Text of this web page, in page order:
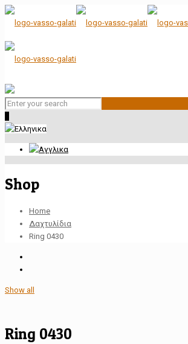
Shop
Home
Δαχτυλίδια
Ring 0430
Show all
Ring 0430